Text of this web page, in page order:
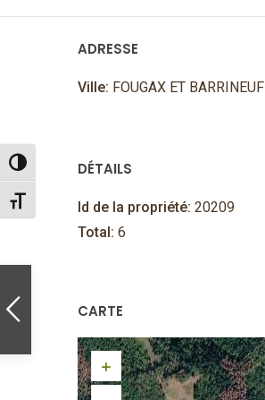
Passer en contraste élevé
Changer la taille de la police
ADRESSE
Ville: FOUGAX ET BARRINEUF
DÉTAILS
Id de la propriété: 20209
Total: 6
CARTE